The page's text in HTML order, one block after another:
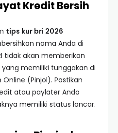
Kredit Bersih
tips kur bri 2026
nama Anda di
tidak akan memberikan
memiliki tunggakan di
(Pinjol). Pastikan
atau paylater Anda
memiliki status lancar.